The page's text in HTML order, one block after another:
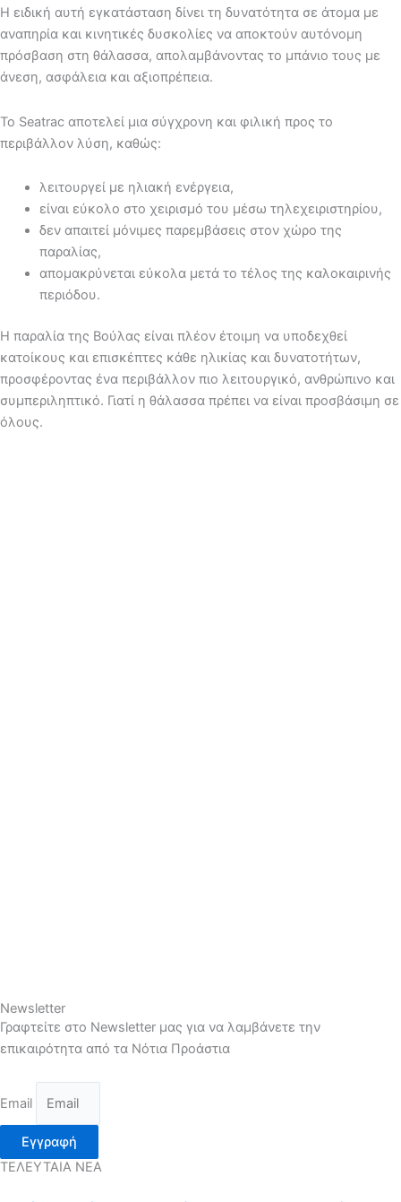
Η ειδική αυτή εγκατάσταση δίνει τη δυνατότητα σε άτομα με
αναπηρία και κινητικές δυσκολίες να αποκτούν αυτόνομη
πρόσβαση στη θάλασσα, απολαμβάνοντας το μπάνιο τους με
άνεση, ασφάλεια και αξιοπρέπεια.
Το Seatrac αποτελεί μια σύγχρονη και φιλική προς το
περιβάλλον λύση, καθώς:
λειτουργεί με ηλιακή ενέργεια,
είναι εύκολο στο χειρισμό του μέσω τηλεχειριστηρίου,
δεν απαιτεί μόνιμες παρεμβάσεις στον χώρο της
παραλίας,
απομακρύνεται εύκολα μετά το τέλος της καλοκαιρινής
περιόδου.
Η παραλία της Βούλας είναι πλέον έτοιμη να υποδεχθεί
κατοίκους και επισκέπτες κάθε ηλικίας και δυνατοτήτων,
προσφέροντας ένα περιβάλλον πιο λειτουργικό, ανθρώπινο και
συμπεριληπτικό. Γιατί η θάλασσα πρέπει να είναι προσβάσιμη σε
όλους.
Newsletter
Γραφτείτε στο Newsletter μας για να λαμβάνετε την
επικαιρότητα από τα Νότια Προάστια
Email
Εγγραφή
ΤΕΛΕΥΤΑΙΑ ΝΕΑ